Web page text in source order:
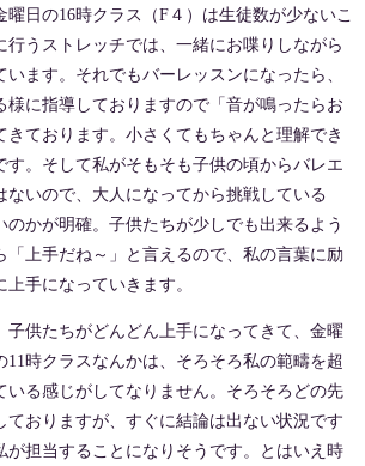
曜日の16時クラス（F４）は生徒数が少ないこ
行うストレッチでは、一緒にお喋りしながら
ます。それでもバーレッスンになったら、
様に指導しておりますので「音が鳴ったらお
きております。小さくてもちゃんと理解でき
す。そして私がそもそも子供の頃からバレエ
ないので、大人になってから挑戦している
のかが明確。子供たちが少しでも出来るよう
「上手だね～」と言えるので、私の言葉に励
手になっていきます。
子供たちがどんどん上手になってきて、金曜
11時クラスなんかは、そろそろ私の範疇を超
いる感じがしてなりません。そろそろどの先
ておりますが、すぐに結論は出ない状況です
が担当することになりそうです。とはいえ時